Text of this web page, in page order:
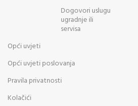
Dogovori uslugu
ugradnje ili
servisa
Opći uvjeti
Opći uvjeti poslovanja
Pravila privatnosti
Kolačići